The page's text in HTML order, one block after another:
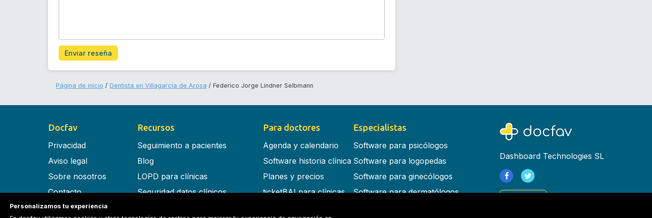
Enviar reseña
Página de inicio Dentista en Villagarcía de Arosa Federico Jorge Lindner Selbmann
Docfav
Privacidad
Aviso legal
Sobre nosotros
Contacto
Términos y condiciones
Recursos
Seguimiento a pacientes
Blog
LOPD para clínicas
Seguridad datos clínicos
Para doctores
Agenda y calendario
Software historia clínica
Planes y precios
ticketBAI para clínicas
Especialistas
Software para psicólogos
Software para logopedas
Software para ginecólogos
Software para dermatólogos
Dashboard Technologies SL
Personalizamos tu experiencia